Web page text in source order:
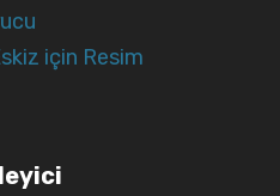
için Resim